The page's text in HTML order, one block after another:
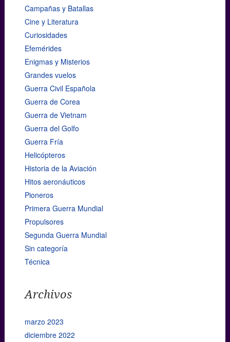
Campañas y Batallas
Cine y Literatura
Curiosidades
Efemérides
Enigmas y Misterios
Grandes vuelos
Guerra Civil Española
Guerra de Corea
Guerra de Vietnam
Guerra del Golfo
Guerra Fría
Helicópteros
Historia de la Aviación
Hitos aeronáuticos
Pioneros
Primera Guerra Mundial
Propulsores
Segunda Guerra Mundial
Sin categoría
Técnica
Archivos
marzo 2023
diciembre 2022